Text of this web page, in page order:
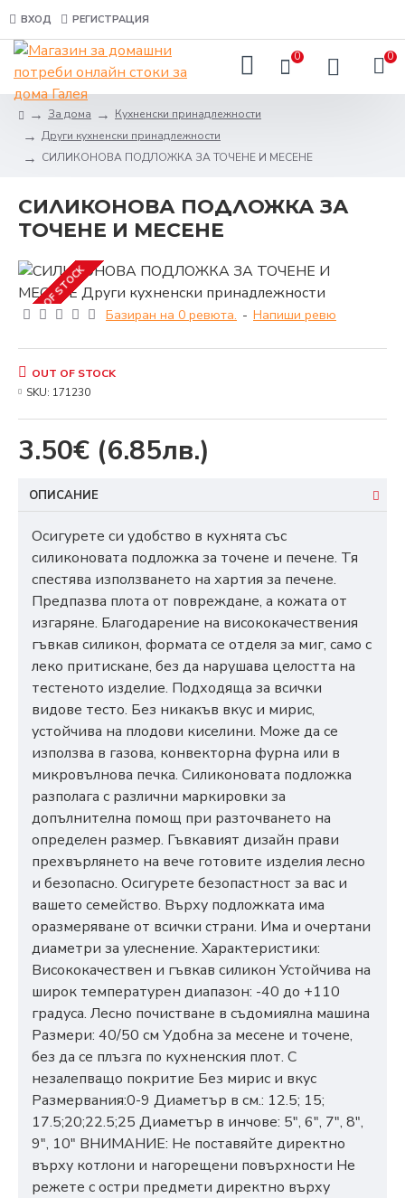
ВХОД РЕГИСТРАЦИЯ
0 0
За дома
Кухненски принадлежности
Други кухненски принадлежности
СИЛИКОНОВА ПОДЛОЖКА ЗА ТОЧЕНЕ И МЕСЕНЕ
СИЛИКОНОВА ПОДЛОЖКА ЗА
ТОЧЕНЕ И МЕСЕНЕ
OUT OF STOCK Базиран на 0 ревюта. - Напиши ревю
3.50€ (6.85лв.)
OUT OF STOCK
SKU: 171230
ОПИСАНИЕ
Осигурете си удобство в кухнята със
силиконовата подложка за точене и печене. Тя
спестява използването на хартия за печене.
Предпазва плота от повреждане, а кожата от
изгаряне. Благодарение на висококачествения
гъвкав силикон, формата се отделя за миг, само с
леко притискане, без да нарушава целостта на
тестеното изделие. Подходяща за всички
видове тесто. Без никакъв вкус и мирис,
устойчива на плодови киселини. Може да се
използва в газова, конвекторна фурна или в
микровълнова печка. Силиконовата подложка
разполага с различни маркировки за
допълнителна помощ при разточването на
определен размер. Гъвкавият дизайн прави
прехвърлянето на вече готовите изделия лесно
и безопасно. Осигурете безопастност за вас и
вашето семейство. Върху подложката има
оразмеряване от всички страни. Има и очертани
диаметри за улеснение. Характеристики:
Висококачествен и гъвкав силикон Устойчива на
широк температурен диапазон: -40 до +110
градуса. Лесно почистване в съдомиялна машина
Размери: 40/50 см Удобна за месене и точене,
без да се плъзга по кухненския плот. С
незалепващо покритие Без мирис и вкус
Размервания:0-9 Диаметър в см.: 12.5; 15;
17.5;20;22.5;25 Диаметър в инчове: 5", 6", 7", 8",
9", 10" ВНИМАНИЕ: Не поставяйте директно
върху котлони и нагорещени повърхности Не
режете с остри предмети директно върху